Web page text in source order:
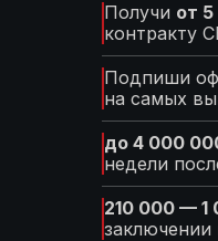
Получи от
контракту
Подпиши
на самых
до 4 000
недели
210 000 —